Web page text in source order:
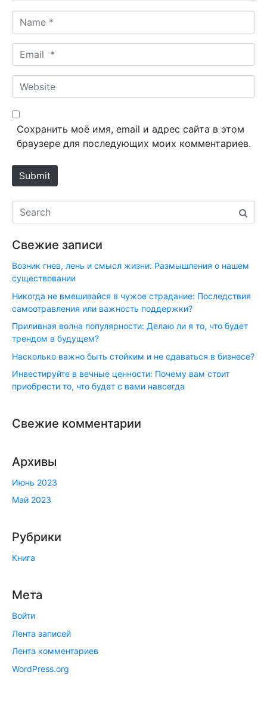
a
m
*
m
a
*
W
e
b
e
Сохранить моё имя, email и адрес сайта в этом
браузере для последующих моих комментариев.
Submit
Свежие записи
Возник гнев, лень и смысл жизни: Размышления о нашем
существовании
Никогда не вмешивайся в чужое страдание: Последствия
самоотравления или важность поддержки?
Приливная волна популярности: Делаю ли я то, что будет
трендом в будущем?
Насколько важно быть стойким и не сдаваться в бизнесе?
Инвестируйте в вечные ценности: Почему вам стоит
приобрести то, что будет с вами навсегда
Свежие комментарии
Архивы
Июнь 2023
Май 2023
Рубрики
Книга
Мета
Войти
Лента записей
Лента комментариев
WordPress.org